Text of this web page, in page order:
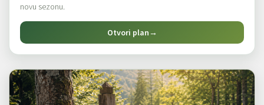
novu sezonu.
Otvori plan→